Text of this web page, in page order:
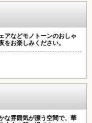
アなどモノトーンのおしゃ
お楽しみください。
な雰囲気が漂う空間で、華